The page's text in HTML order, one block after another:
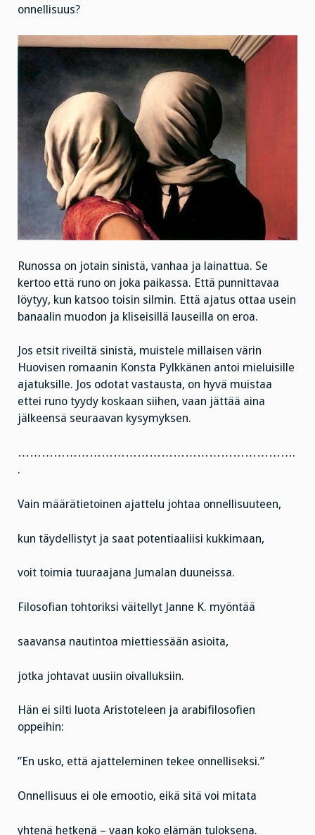
onnellisuus?
Runossa on jotain sinistä, vanhaa ja lainattua. Se
kertoo että runo on joka paikassa. Että punnittavaa
löytyy, kun katsoo toisin silmin. Että ajatus ottaa usein
banaalin muodon ja kliseisillä lauseilla on eroa.
Jos etsit riveiltä sinistä, muistele millaisen värin
Huovisen romaanin Konsta Pylkkänen antoi mieluisille
ajatuksille. Jos odotat vastausta, on hyvä muistaa
ettei runo tyydy koskaan siihen, vaan jättää aina
jälkeensä seuraavan kysymyksen.
…………………………………………………………….
.
Vain määrätietoinen ajattelu johtaa onnellisuuteen,
kun täydellistyt ja saat potentiaaliisi kukkimaan,
voit toimia tuuraajana Jumalan duuneissa.
Filosofian tohtoriksi väitellyt Janne K. myöntää
saavansa nautintoa miettiessään asioita,
jotka johtavat uusiin oivalluksiin.
Hän ei silti luota Aristoteleen ja arabifilosofien
oppeihin:
”En usko, että ajatteleminen tekee onnelliseksi.”
Onnellisuus ei ole emootio, eikä sitä voi mitata
yhtenä hetkenä – vaan koko elämän tuloksena.